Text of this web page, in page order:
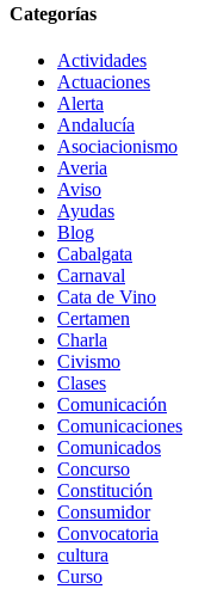
Categorías
Actividades
Actuaciones
Alerta
Andalucía
Asociacionismo
Averia
Aviso
Ayudas
Blog
Cabalgata
Carnaval
Cata de Vino
Certamen
Charla
Civismo
Clases
Comunicación
Comunicaciones
Comunicados
Concurso
Constitución
Consumidor
Convocatoria
cultura
Curso